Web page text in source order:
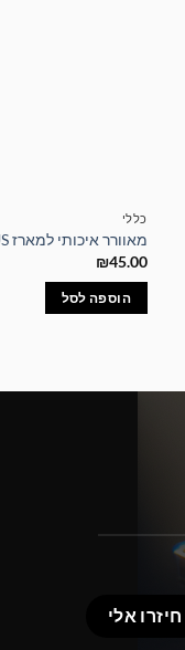
כללי
מאוורר איכותי למארז ZALMAN 80MM ZM-FI PLUS
₪45.00
הוספה לסל